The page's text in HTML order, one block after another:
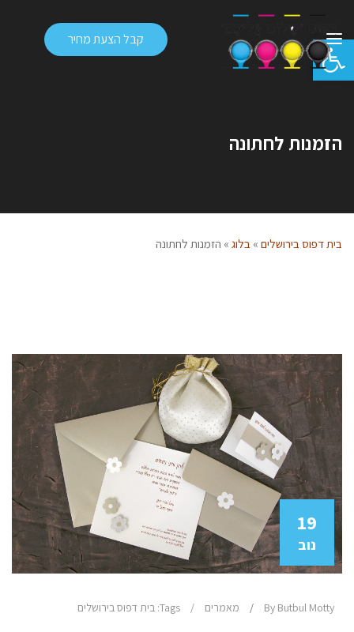
פתח סרגל נגישות קבל הצעת מחיר
הזמנות לחתונה
בית דפוס בירושלים » בלוג » הזמנות לחתונה
19
נוב
By Butbul Motty
/ מאמרים /
Tags: בית דפוס בירושלים